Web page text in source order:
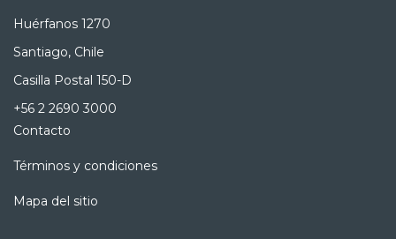
Huérfanos 1270
Santiago, Chile
Casilla Postal 150-D
+56 2 2690 3000
Contacto
Términos y condiciones
Mapa del sitio